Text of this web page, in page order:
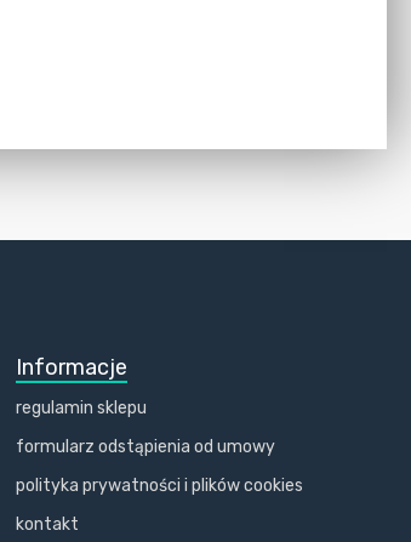
Informacje
regulamin sklepu
formularz odstąpienia od umowy
polityka prywatności i plików cookies
kontakt